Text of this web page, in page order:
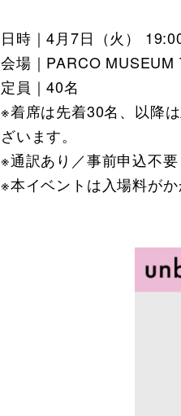
日時｜4月7日（火）
会場｜PARCO MUSEUM
定員｜40名
※着席は先着30名、以降
ざいます。
※通訳あり／事前申込不要
※本イベントは入場料がか